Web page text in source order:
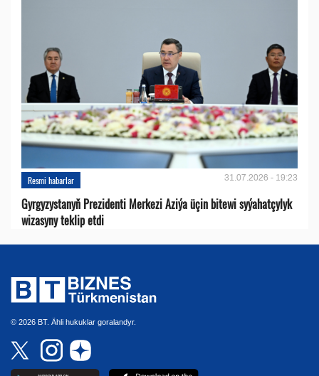
Resmi habarlar 31.07.2026 - 19:23
Gyrgyzystanyň Prezidenti Merkezi Aziýa üçin bitewi syýahatçylyk
wizasyny teklip etdi
© 2026 BT. Ähli hukuklar goralandyr.